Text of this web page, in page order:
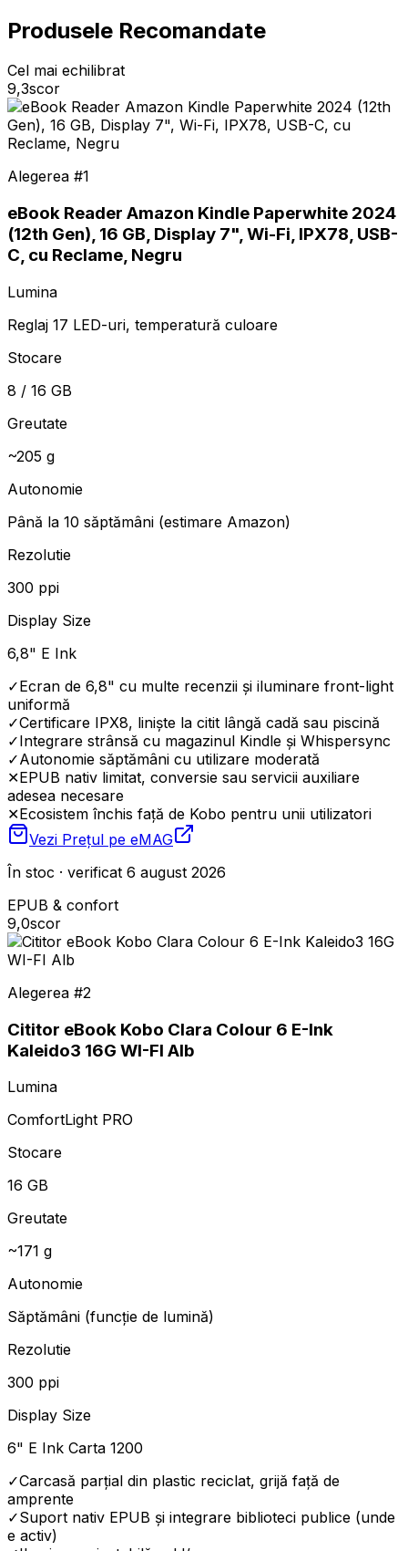
Produsele Recomandate
Cel mai echilibrat
9,3scor
Alegerea #1
eBook Reader Amazon Kindle Paperwhite 2024
(12th Gen), 16 GB, Display 7", Wi-Fi, IPX78, USB-
C, cu Reclame, Negru
Lumina
Reglaj 17 LED-uri, temperatură culoare
Stocare
8 / 16 GB
Greutate
~205 g
Autonomie
Până la 10 săptămâni (estimare Amazon)
Rezolutie
300 ppi
Display Size
6,8" E Ink
✓Ecran de 6,8" cu multe recenzii și iluminare front-light
uniformă
✓Certificare IPX8, liniște la citit lângă cadă sau piscină
✓Integrare strânsă cu magazinul Kindle și Whispersync
✓Autonomie săptămâni cu utilizare moderată
✕EPUB nativ limitat, conversie sau servicii auxiliare
adesea necesare
✕Ecosistem închis față de Kobo pentru unii utilizatori
Vezi Prețul pe eMAG
În stoc · verificat 6 august 2026
EPUB & confort
9,0scor
Alegerea #2
Cititor eBook Kobo Clara Colour 6 E-Ink
Kaleido3 16G WI-FI Alb
Lumina
ComfortLight PRO
Stocare
16 GB
Greutate
~171 g
Autonomie
Săptămâni (funcție de lumină)
Rezolutie
300 ppi
Display Size
6" E Ink Carta 1200
✓Carcasă parțial din plastic reciclat, grijă față de
amprente
✓Suport nativ EPUB și integrare biblioteci publice (unde
e activ)